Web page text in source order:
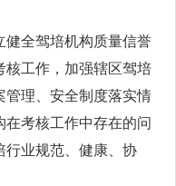
健全驾培机构质量信誉
核工作，加强辖区驾培
管理、安全制度落实情
考核工作中存在的问
行业规范、健康、协